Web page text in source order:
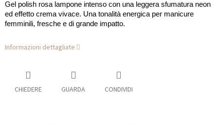
Gel polish rosa lampone intenso con una leggera sfumatura neon
ed effetto crema vivace. Una tonalità energica per manicure
femminili, fresche e di grande impatto.
Informazioni dettagliate
CHIEDERE GUARDA CONDIVIDI